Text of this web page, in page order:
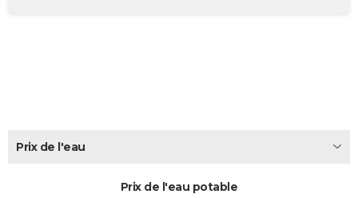
Carte de Noël
Carte Bonne année
Carte Saint-Valentin
Carte Pâques
Carte d'anniversaire
DICTIONNAIRE
Prix de l'eau
Prix de l'eau potable